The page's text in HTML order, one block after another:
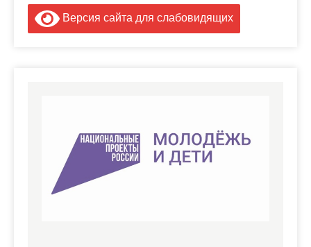
Версия сайта для слабовидящих